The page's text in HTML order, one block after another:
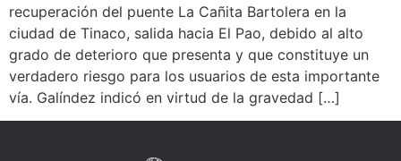
recuperación del puente La Cañita Bartolera en la
ciudad de Tinaco, salida hacia El Pao, debido al alto
grado de deterioro que presenta y que constituye un
verdadero riesgo para los usuarios de esta importante
vía. Galíndez indicó en virtud de la gravedad […]